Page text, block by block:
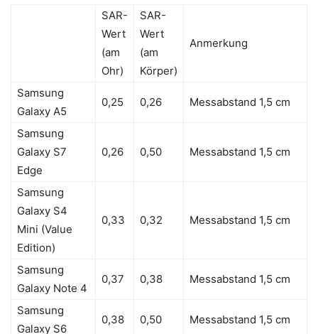
SAR-
Wert
(am
Ohr)
SAR-
Wert
(am
Körper)
Anmerkung
Samsung
Galaxy A5
0,25 0,26 Messabstand 1,5 cm
Samsung
Galaxy S7
Edge
0,26 0,50 Messabstand 1,5 cm
Samsung
Galaxy S4
Mini (Value
Edition)
0,33 0,32 Messabstand 1,5 cm
Samsung
Galaxy Note 4
0,37 0,38 Messabstand 1,5 cm
Samsung
Galaxy S6
0,38 0,50 Messabstand 1,5 cm